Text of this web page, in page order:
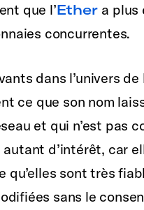
que l’Ether a plus
concurrentes.
dans l’univers
ce que son nom
et qui n’est pas
d’intérêt, car
qu’elles sont très
sans le